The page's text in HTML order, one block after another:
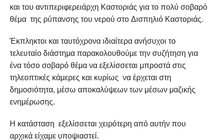
και του αντιπεριφερειάρχη Καστοριάς για το πολύ σοβαρό
θέμα της ρύπανσης του νερού στο Δισπηλιό Καστοριάς.
Έκπληκτοι και ταυτόχρονα ιδιαίτερα ανήσυχοι το
τελευταίο διάστημα παρακολουθούμε την συζήτηση για
ένα τόσο σοβαρό θέμα να εξελίσσεται μπροστά στις
τηλεοπτικές κάμερες και κυρίως να έρχεται στη
δημοσιότητα, μέσω αποκαλύψεων των μέσων μαζικής
ενημέρωσης.
Η κατάσταση εξελίσσεται χειρότερη από αυτήν που
αρχικά είχαμε υποψιαστεί.